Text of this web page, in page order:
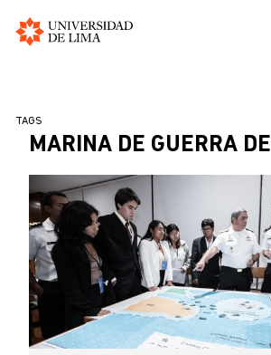
contenido
principal
SOBRESCRIBIR
ENLACES
DE
AYUDA
LA
NAVEGACIÓN
TAGS
MARINA DE GUERRA